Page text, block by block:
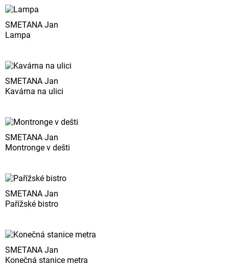
SMETANA Jan
Lampa
SMETANA Jan
Kavárna na ulici
SMETANA Jan
Montronge v dešti
SMETANA Jan
Pařížské bistro
SMETANA Jan
Konečná stanice metra